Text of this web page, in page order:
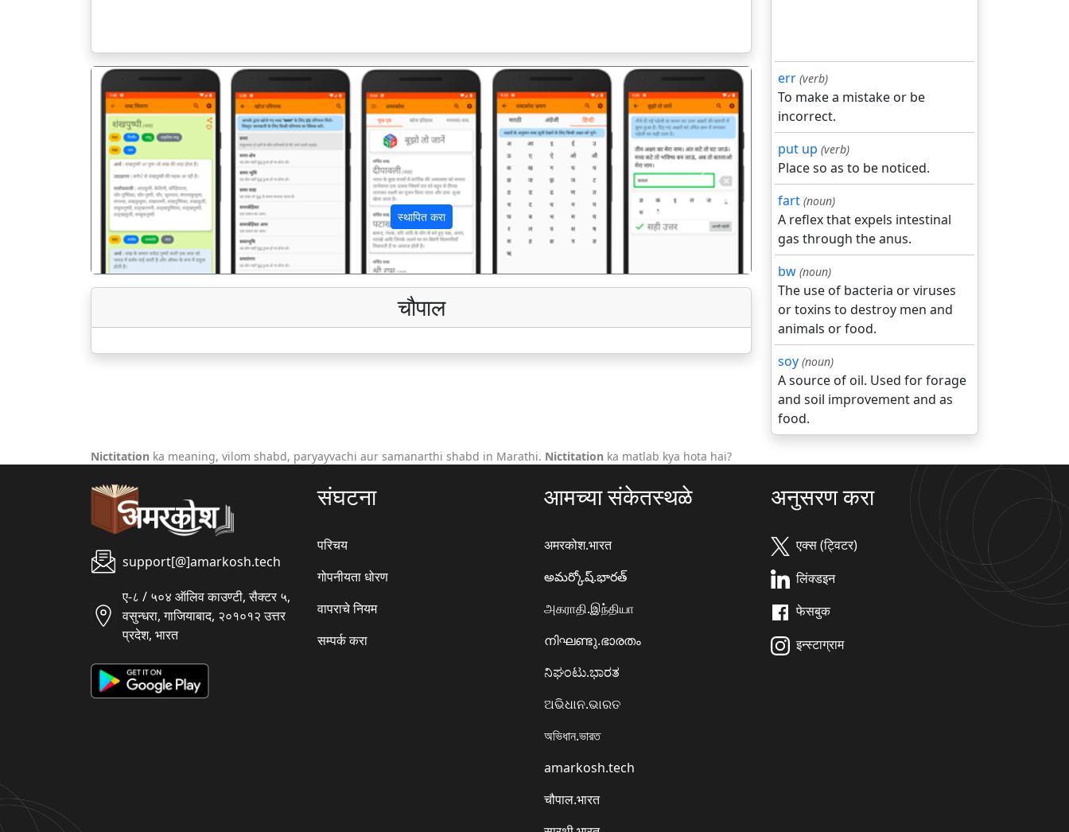
स्थापित करा
पिछला अगला
चौपाल
err (verb)
To make a mistake or be
incorrect.
put up (verb)
Place so as to be noticed.
fart (noun)
A reflex that expels intestinal
gas through the anus.
bw (noun)
The use of bacteria or viruses
or toxins to destroy men and
animals or food.
soy (noun)
A source of oil. Used for forage
and soil improvement and as
food.
Nictitation ka meaning, vilom shabd, paryayvachi aur samanarthi shabd in Marathi. Nictitation ka matlab kya hota hai?
support[@]amarkosh.tech
ए-८ / ५०४ ऑलिव काउण्टी, सैक्टर ५,
वसुन्धरा, गाजियाबाद, २०१०१२ उत्तर
प्रदेश, भारत
संघटना
परिचय
गोपनीयता धोरण
वापराचे नियम
सम्पर्क करा
आमच्या संकेतस्थळे
अमरकोश.भारत
అమర్కోష్.భారత్
அகராதி.இந்தியா
നിഘണ്ടു.ഭാരതം
ನಿಘಂಟು.ಭಾರತ
ଅଭିଧାନ.ଭାରତ
অভিধান.ভারত
amarkosh.tech
चौपाल.भारत
अनुसरण करा
एक्स (ट्विटर)
लिंक्डइन
फेसबुक
इन्स्टाग्राम